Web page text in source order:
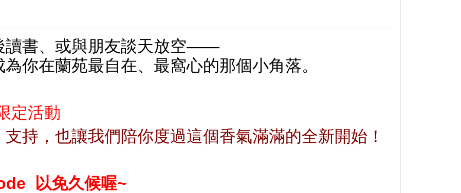
讀書、或與朋友談天放空——
為你在蘭苑最自在、最窩心的那個小角落。
定活動
持， 也讓我們陪你度過這個香氣滿滿的全新開始！
以免久候喔~